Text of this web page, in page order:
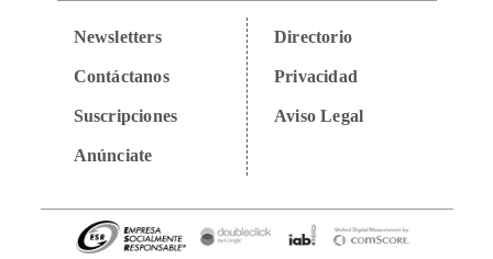
Newsletters
Contáctanos
Suscripciones
Anúnciate
Directorio
Privacidad
Aviso Legal